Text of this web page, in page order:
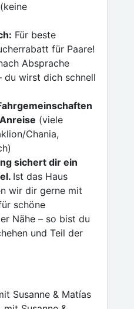
Für beste
für Paare!
Absprache
du wirst dich schnell
(viele
Chania,
sichert dir ein
Ist das Haus
wir dir gerne mit
schöne
Nähe – so bist du
und Teil der
Susanne & Matías